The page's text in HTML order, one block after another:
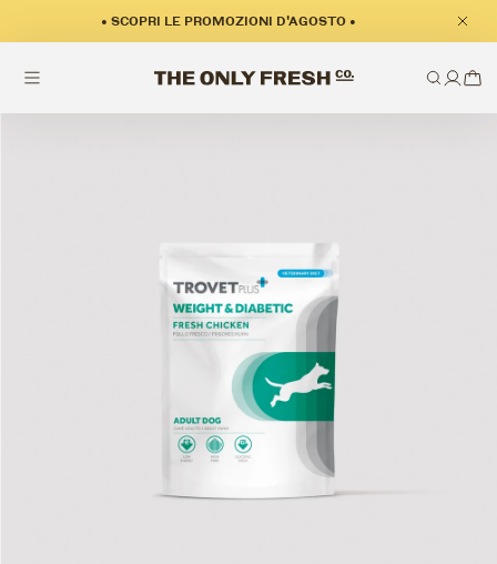
• SCOPRI LE PROMOZIONI D'AGOSTO •
sul prodotto